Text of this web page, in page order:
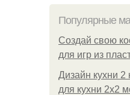
Популярные
Создай свою
для игр из
Дизайн кухни
для кухни 2х2